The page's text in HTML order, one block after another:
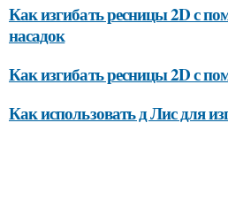
Как изгибать ресницы 2D с
насадок
Как изгибать ресницы 2D с
Как использовать д Лис для